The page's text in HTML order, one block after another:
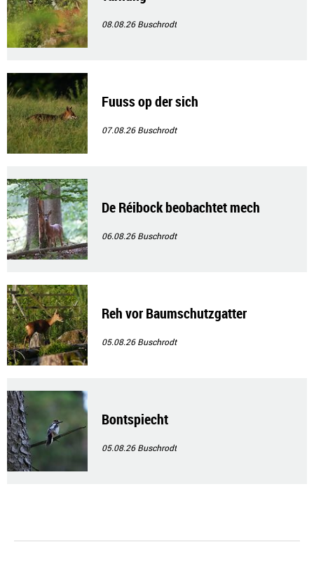
08.08.26Buschrodt
Fuuss op der sich
07.08.26Buschrodt
De Réibock beobachtet mech
06.08.26Buschrodt
Reh vor Baumschutzgatter
05.08.26Buschrodt
Bontspiecht
05.08.26Buschrodt